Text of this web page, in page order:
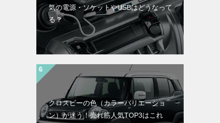
気の電源・ソケットやUSBはどうなって
る？
クロスビーの色（カラーバリエーショ
ン）が迷う！売れ筋人気TOP3はこれ